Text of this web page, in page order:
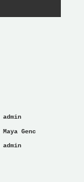
admin
Maya Genc
admin